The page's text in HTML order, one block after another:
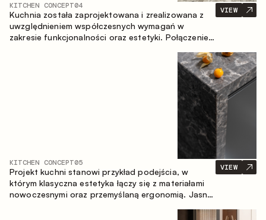
KITCHEN CONCEPT04
Kuchnia została zaprojektowana i zrealizowana z
uwzględnieniem współczesnych wymagań w
zakresie funkcjonalności oraz estetyki. Połączenie
VIEW
KITCHEN CONCEPT05
Projekt kuchni stanowi przykład podejścia, w
którym klasyczna estetyka łączy się z materiałami
nowoczesnymi oraz przemyślaną ergonomią. Jasna
VIEW